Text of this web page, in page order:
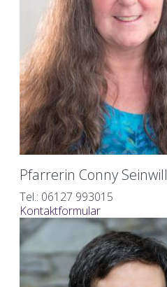
Pfarrerin Conny Seinwill
Tel.: 06127 993015
Kontaktformular